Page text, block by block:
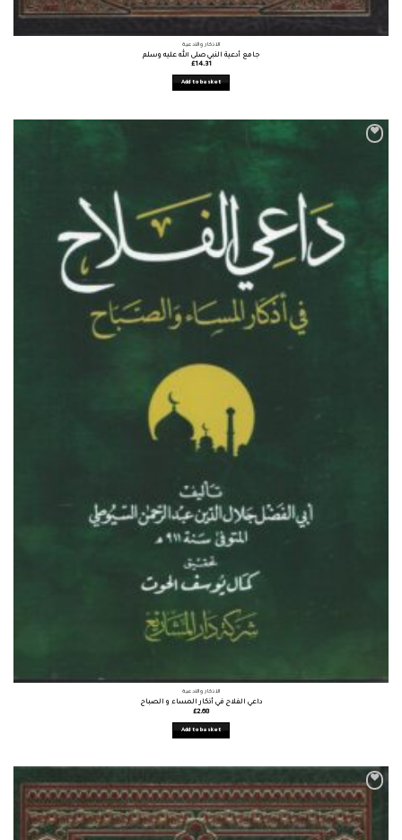
الأذكار والأدعية
جامع أدعية النبي صلى الله عليه وسلم
£14.31
Add to basket
الأذكار والأدعية
داعي الفلاح في أذكار المساء و الصباح
£2.68
Add to basket